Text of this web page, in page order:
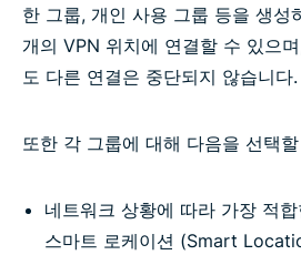
한 그룹, 개인 사용 그룹 등을 생성
개의 VPN 위치에 연결할 수 있으
도 다른 연결은 중단되지 않습니다.
또한 각 그룹에 대해 다음을 선택
네트워크 상황에 따라 가장 적
스마트 로케이션 (Smart